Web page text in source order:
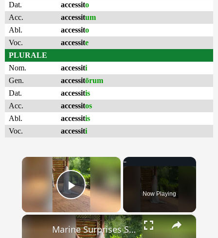
Dat.
accessito
Acc.
accessitum
Abl.
accessito
Voc.
accessite
PLURALE
Nom.
accessiti
Gen.
accessitōrum
Dat.
accessitis
Acc.
accessitos
Abl.
accessitis
Voc.
accessiti
×
Play Video Now Playing
×
Marine Surprises Sister At Wedding Day First Look Photoshoot